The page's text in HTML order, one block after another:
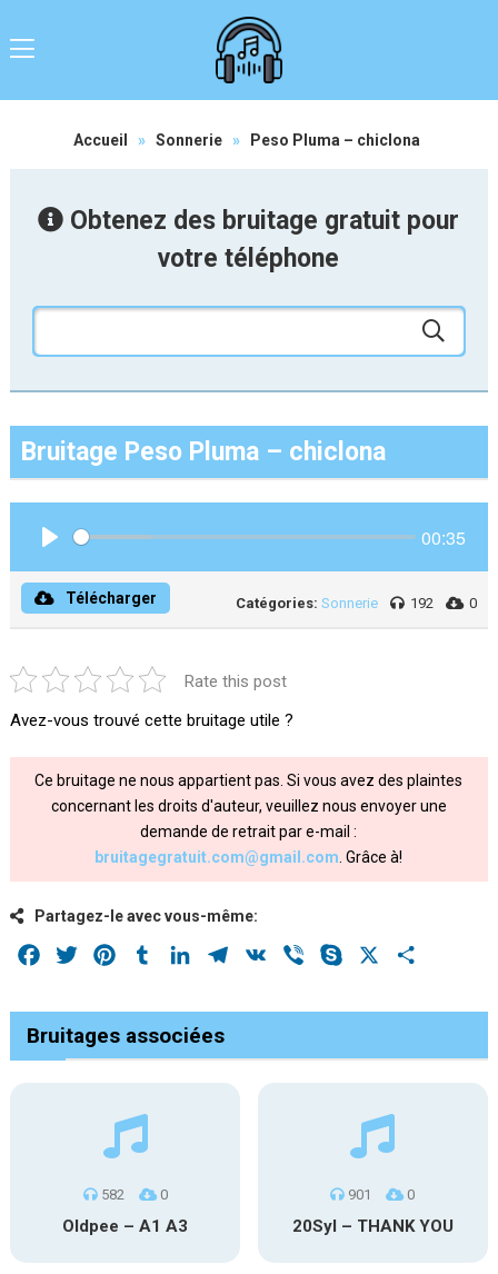
Accueil » Sonnerie » Peso Pluma – chiclona
Obtenez des bruitage gratuit pour
votre téléphone
Bruitage Peso Pluma – chiclona
00:35
Télécharger Catégories: Sonnerie 192 0
Rate this post
Avez-vous trouvé cette bruitage utile ?
Ce bruitage ne nous appartient pas. Si vous avez des plaintes
concernant les droits d'auteur, veuillez nous envoyer une
demande de retrait par e-mail :
bruitagegratuit.com@gmail.com . Grâce à!
Partagez-le avec vous-même:
Facebook
Twitter PinterestTumblrLinkedInTelegram
VK Viber Skype
Bruitages associées
582 0
Oldpee – A1 A3
901 0
20Syl – THANK YOU